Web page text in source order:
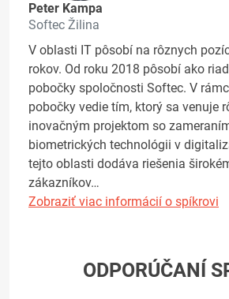
Peter Kampa
Softec Žilina
V oblasti IT pôsobí na rôznych
rokov. Od roku 2018 pôsobí ako
pobočky spoločnosti Softec. V
pobočky vedie tím, ktorý sa venuje
inovačným projektom so
biometrických technológii v
tejto oblasti dodáva riešenia
zákazníkov…
Zobraziť viac informácií o spíkrovi
ODPORÚČANÍ